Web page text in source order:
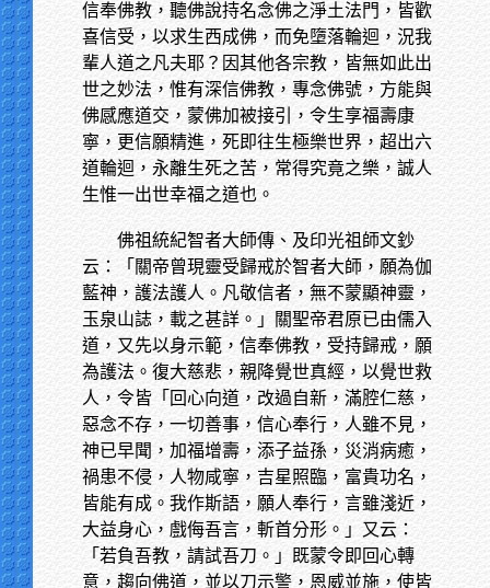
信奉佛教，聽佛說持名念佛之淨土法門，皆歡
喜信受，以求生西成佛，而免墮落輪迴，況我
輩人道之凡夫耶？因其他各宗教，皆無如此出
世之妙法，惟有深信佛教，專念佛號，方能與
佛感應道交，蒙佛加被接引，令生享福壽康
寧，更信願精進，死即往生極樂世界，超出六
道輪迴，永離生死之苦，常得究竟之樂，誠人
生惟一出世幸福之道也。
佛祖統紀智者大師傳、及印光祖師文鈔
云：「關帝曾現靈受歸戒於智者大師，願為伽
藍神，護法護人。凡敬信者，無不蒙顯神靈，
玉泉山誌，載之甚詳。」關聖帝君原已由儒入
道，又先以身示範，信奉佛教，受持歸戒，願
為護法。復大慈悲，親降覺世真經，以覺世救
人，令皆「回心向道，改過自新，滿腔仁慈，
惡念不存，一切善事，信心奉行，人雖不見，
神已早聞，加福增壽，添子益孫，災消病癒，
禍患不侵，人物咸寧，吉星照臨，富貴功名，
皆能有成。我作斯語，願人奉行，言雖淺近，
大益身心，戲侮吾言，斬首分形。」又云：
「若負吾教，請試吾刀。」既蒙令即回心轉
意，趨向佛道，並以刀示警，恩威並施，使皆